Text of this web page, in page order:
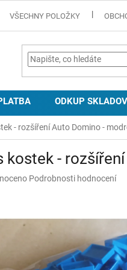
VŠECHNY POLOŽKY
ODKUP
- rozšíření Auto Domino -
kostek -
Podrobnosti hodnocení